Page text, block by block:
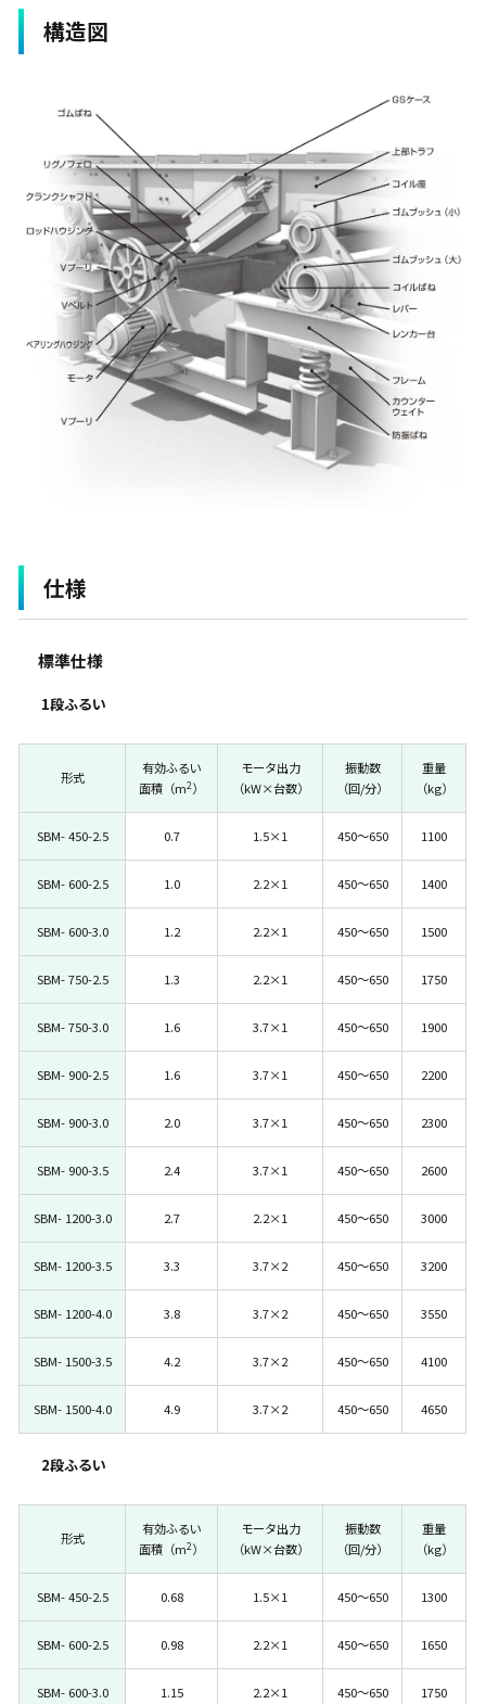
構造図
仕様
標準仕様
1段ふるい
形式
有効ふるい
面積（m2）
モータ出力
（kW×台数）
振動数
（回/分）
重量
（kg）
SBM- 450-2.5 0.7 1.5×1 450～650 1100
SBM- 600-2.5 1.0 2.2×1 450～650 1400
SBM- 600-3.0 1.2 2.2×1 450～650 1500
SBM- 750-2.5 1.3 2.2×1 450～650 1750
SBM- 750-3.0 1.6 3.7×1 450～650 1900
SBM- 900-2.5 1.6 3.7×1 450～650 2200
SBM- 900-3.0 2.0 3.7×1 450～650 2300
SBM- 900-3.5 2.4 3.7×1 450～650 2600
SBM- 1200-3.0 2.7 2.2×1 450～650 3000
SBM- 1200-3.5 3.3 3.7×2 450～650 3200
SBM- 1200-4.0 3.8 3.7×2 450～650 3550
SBM- 1500-3.5 4.2 3.7×2 450～650 4100
SBM- 1500-4.0 4.9 3.7×2 450～650 4650
2段ふるい
形式
有効ふるい
面積（m2）
モータ出力
（kW×台数）
振動数
（回/分）
重量
（kg）
SBM- 450-2.5 0.68 1.5×1 450～650 1300
SBM- 600-2.5 0.98 2.2×1 450～650 1650
SBM- 600-3.0 1.15 2.2×1 450～650 1750